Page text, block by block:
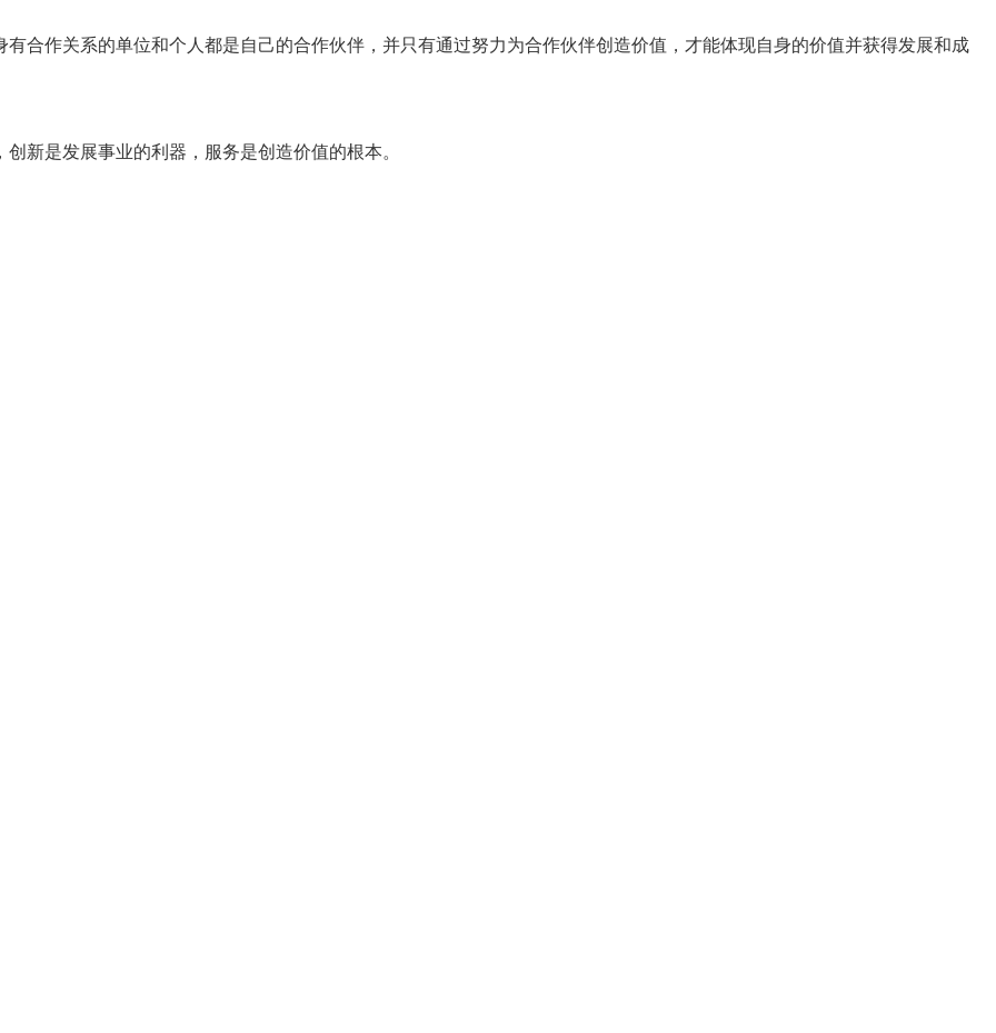
合作关系的单位和个人都是自己的合作伙伴，并只有通过努力为合作伙伴创造价值，才能体现自身的价值并获得发展和成
新是发展事业的利器，服务是创造价值的根本。